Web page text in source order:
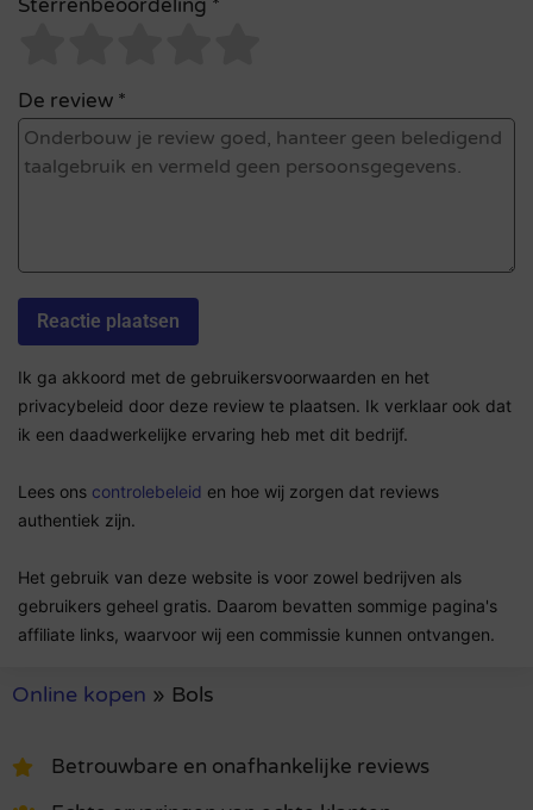
Sterrenbeoordeling *
De review *
Ik ga akkoord met de gebruikersvoorwaarden en het
privacybeleid door deze review te plaatsen. Ik verklaar ook dat
ik een daadwerkelijke ervaring heb met dit bedrijf.
Lees ons controlebeleid en hoe wij zorgen dat reviews
authentiek zijn.
Het gebruik van deze website is voor zowel bedrijven als
gebruikers geheel gratis. Daarom bevatten sommige pagina's
affiliate links, waarvoor wij een commissie kunnen ontvangen.
Online kopen » Bols
Betrouwbare en onafhankelijke reviews